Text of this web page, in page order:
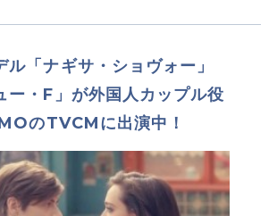
ル「ナギサ・ショヴォー」
ー・F」が外国人カップル役
のTVCMに出演中！